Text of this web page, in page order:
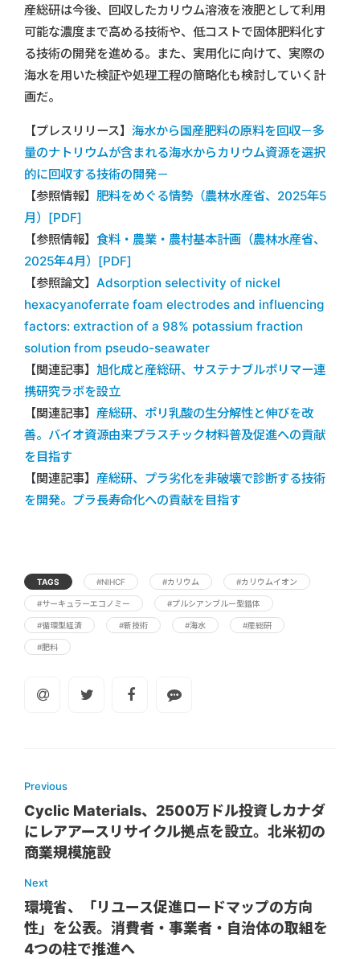
産総研は今後、回収したカリウム溶液を液肥として利用
可能な濃度まで高める技術や、低コストで固体肥料化す
る技術の開発を進める。また、実用化に向けて、実際の
海水を用いた検証や処理工程の簡略化も検討していく計
画だ。
【プレスリリース】 海水から国産肥料の原料を回収－多
量のナトリウムが含まれる海水からカリウム資源を選択
的に回収する技術の開発－
【参照情報】 肥料をめぐる情勢（農林水産省、2025年5
月）[PDF]
【参照情報】 食料・農業・農村基本計画（農林水産省、
2025年4月）[PDF]
【参照論文】 Adsorption selectivity of nickel
hexacyanoferrate foam electrodes and influencing
factors: extraction of a 98% potassium fraction
solution from pseudo-seawater
【関連記事】 旭化成と産総研、サステナブルポリマー連
携研究ラボを設立
【関連記事】 産総研、ポリ乳酸の生分解性と伸びを改
善。バイオ資源由来プラスチック材料普及促進への貢献
を目指す
【関連記事】 産総研、プラ劣化を非破壊で診断する技術
を開発。プラ長寿命化への貢献を目指す
TAGS #NIHCF #カリウム #カリウムイオン
#サーキュラーエコノミー #プルシアンブルー型錯体
#循環型経済 #新技術 #海水 #産総研
#肥料
Previous
Cyclic Materials、2500万ドル投資しカナダ
にレアアースリサイクル拠点を設立。北米初の
商業規模施設
Next
環境省、「リユース促進ロードマップの方向
性」を公表。消費者・事業者・自治体の取組を
4つの柱で推進へ